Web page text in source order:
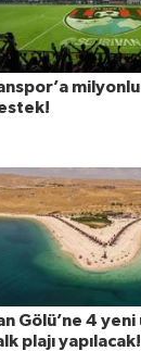
Gölü’ne 4
plajı